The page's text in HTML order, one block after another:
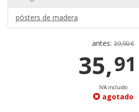
pósters de madera
antes: 39,90 €
35,91
IVA incluido
agotado